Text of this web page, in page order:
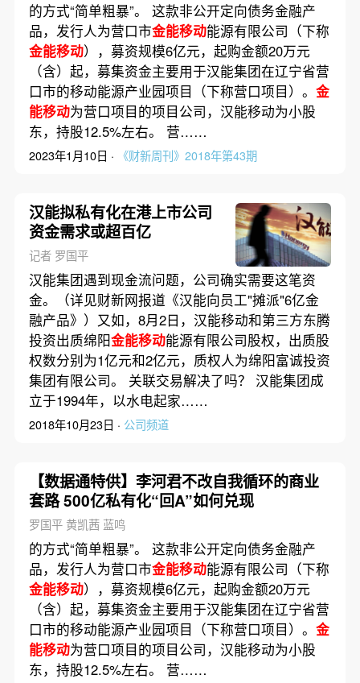
的方式“简单粗暴”。 这款非公开定向债务金融产
品，发行人为营口市金能移动能源有限公司（下称
金能移动），募资规模6亿元，起购金额20万元
（含）起，募集资金主要用于汉能集团在辽宁省营
口市的移动能源产业园项目（下称营口项目）。 金
能移动为营口项目的项目公司，汉能移动为小股
东，持股12.5%左右。 营……
2023年1月10日 · 《财新周刊》2018年第43期
汉能拟私有化在港上市公司
资金需求或超百亿
记者 罗国平
汉能集团遇到现金流问题，公司确实需要这笔资
金。（详见财新网报道《汉能向员工"摊派"6亿金
融产品》）又如，8月2日，汉能移动和第三方东腾
投资出质绵阳金能移动能源有限公司股权，出质股
权数分别为1亿元和2亿元，质权人为绵阳富诚投资
集团有限公司。 关联交易解决了吗？ 汉能集团成
立于1994年，以水电起家……
2018年10月23日 · 公司频道
【数据通特供】李河君不改自我循环的商业
套路 500亿私有化“回A”如何兑现
罗国平 黄凯茜 蓝鸣
的方式“简单粗暴”。 这款非公开定向债务金融产
品，发行人为营口市金能移动能源有限公司（下称
金能移动），募资规模6亿元，起购金额20万元
（含）起，募集资金主要用于汉能集团在辽宁省营
口市的移动能源产业园项目（下称营口项目）。 金
能移动为营口项目的项目公司，汉能移动为小股
东，持股12.5%左右。 营……